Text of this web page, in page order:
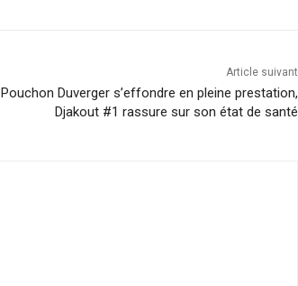
Article suivant
Pouchon Duverger s’effondre en pleine prestation,
Djakout #1 rassure sur son état de santé